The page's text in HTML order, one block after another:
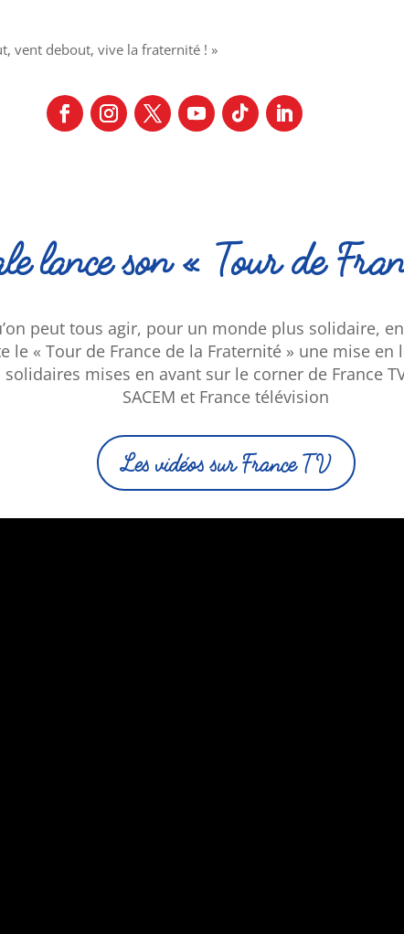
vent debout, vive la fraternité ! »
lance son « Tour de
peut tous agir, pour un monde plus solidaire,
le « Tour de France de la Fraternité » une mise en
mises en avant sur le corner de France
SACEM et France télévision
Les vidéos sur France TV